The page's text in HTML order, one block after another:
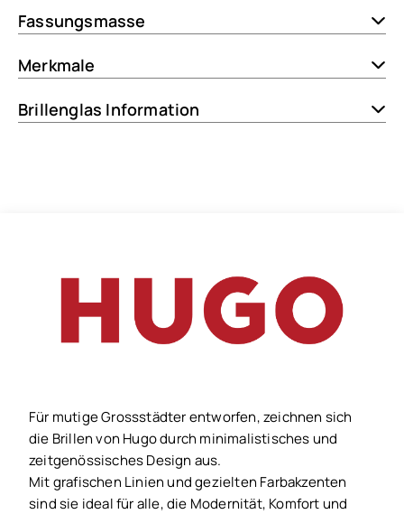
Fassungsmasse
Merkmale
Brillenglas Information
Für mutige Grossstädter entworfen, zeichnen sich
die Brillen von Hugo durch minimalistisches und
zeitgenössisches Design aus.
Mit grafischen Linien und gezielten Farbakzenten
sind sie ideal für alle, die Modernität, Komfort und